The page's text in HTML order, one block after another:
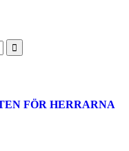
FÖR HERRARNA